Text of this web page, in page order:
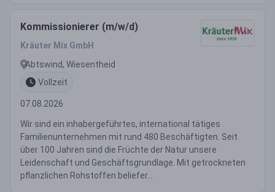
Kommissionierer (m/w/d)
Kräuter Mix GmbH
Abtswind, Wiesentheid
Vollzeit
07.08.2026
Wir sind ein inhabergeführtes, international tätiges
Familienunternehmen mit rund 480 Beschäftigten. Seit
über 100 Jahren sind die Früchte der Natur unsere
Leidenschaft und Geschäftsgrundlage. Mit getrockneten
pflanzlichen Rohstoffen beliefer...